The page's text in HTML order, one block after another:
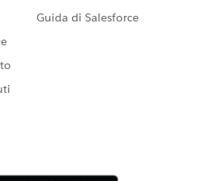
まで社員もしくは有識者の
します。